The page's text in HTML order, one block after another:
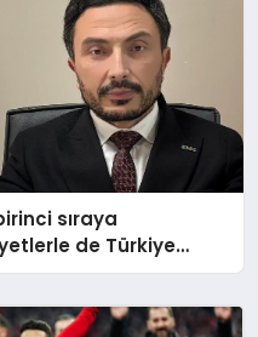
sıraya
de Türkiye